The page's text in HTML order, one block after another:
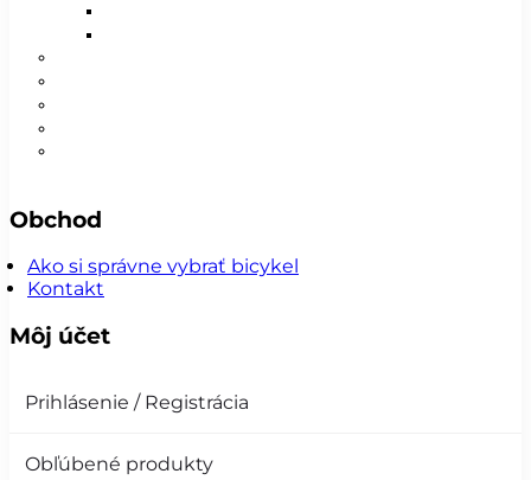
Obchod
Ako si správne vybrať bicykel
Kontakt
Môj účet
Prihlásenie / Registrácia
Obľúbené produkty